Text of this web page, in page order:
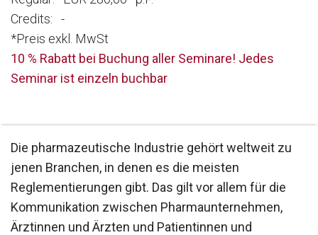
Credits: -
*Preis exkl. MwSt
10 % Rabatt bei Buchung aller Seminare! Jedes
Seminar ist einzeln buchbar
Die pharmazeutische Industrie gehört weltweit zu
jenen Branchen, in denen es die meisten
Reglementierungen gibt. Das gilt vor allem für die
Kommunikation zwischen Pharmaunternehmen,
Ärztinnen und Ärzten und Patientinnen und